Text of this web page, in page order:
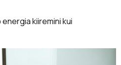
kiiremini kui